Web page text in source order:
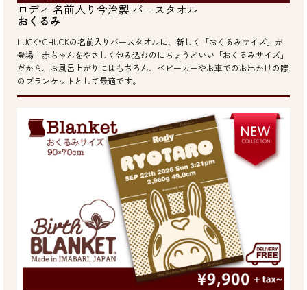
ロディ 名前入り今治製 バースタオル
おくるみ
LUCK*CHUCKの名前入りバースタオルに、新しく「おくるみサイズ」が
登場！赤ちゃんをやさしく包み込むのにちょうどいい「おくるみサイズ」
だから、お風呂上がりにはもちろん、ベビーカーやお車でのお出かけの際
のブランケットとして最適です。